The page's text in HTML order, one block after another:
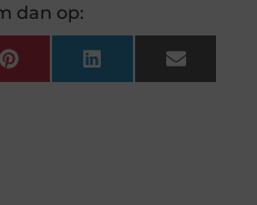
dan op:
Pinterest LinkedIn Email